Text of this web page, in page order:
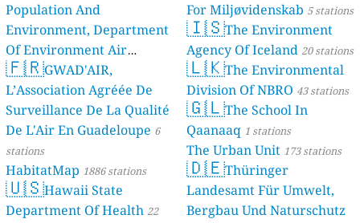
Population And
Environment, Department
Of Environment Air
Quality Monitoring
stations
🇫🇷GWAD'AIR,
L’Association Agréée De
Surveillance De La Qualité
De L'Air En Guadeloupe 6
stations
HabitatMap 1886 stations
🇺🇸Hawaii State
Department Of Health 22
For Miljøvidenskab 5 stations
🇮🇸The Environment
Agency Of Iceland 20 stations
🇱🇰The Environmental
Division Of NBRO 43 stations
🇬🇱The School In
Qaanaaq 1 stations
The Urban Unit 173 stations
🇩🇪Thüringer
Landesamt Für Umwelt,
Bergbau Und Naturschutz